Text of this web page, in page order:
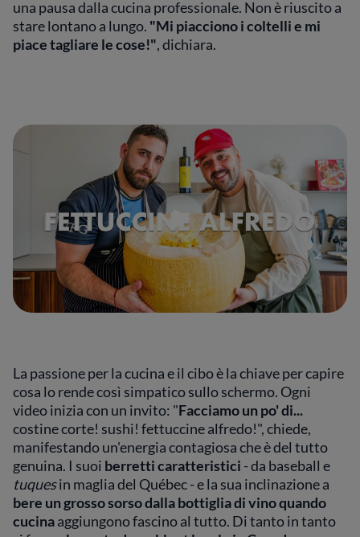
una pausa dalla cucina professionale. Non è riuscito a
stare lontano a lungo. "Mi piacciono i coltelli e mi
piace tagliare le cose!", dichiara.
La passione per la cucina e il cibo è la chiave per capire
cosa lo rende così simpatico sullo schermo. Ogni
video inizia con un invito: "Facciamo un po' di...
costine corte! sushi! fettuccine alfredo!", chiede,
manifestando un'energia contagiosa che è del tutto
genuina. I suoi berretti caratteristici - da baseball e
tuquesin maglia del Québec - e la sua inclinazione a
bere un grosso sorso dalla bottiglia di vino quando
cucinaaggiungono fascino al tutto. Di tanto in tanto